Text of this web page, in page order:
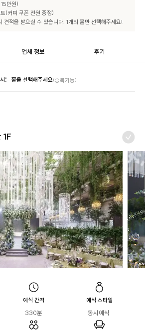
만원)
(커피 쿠폰 전원 증정)
견적을 받으실 수 있습니다. 1개의 홀만 선택해주세요!
업체 정보 후기
는 홀을 선택해주세요(중복가능)
1F
예식 간격
330분
예식 스타일
동시예식